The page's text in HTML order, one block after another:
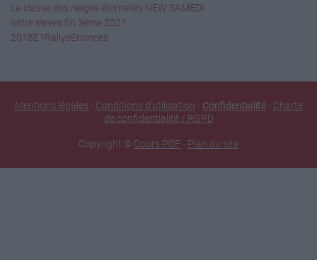
2008
Les insurgés
Les soldats de l'ombre
https://multiup.org/download/
La classe des neiges éternelles NEW SAMEDI
lettre eleves fin 3ème 2021
2018E1RallyeEnonces
Mentions légales - Conditions d'utilisation - Confidentialité- Charte
de confidentialité / RGPD
Copyright © Cours PDF - Plan du site